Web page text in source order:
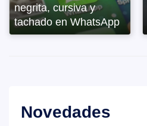
negrita, cursiva y
tachado en WhatsApp
Novedades